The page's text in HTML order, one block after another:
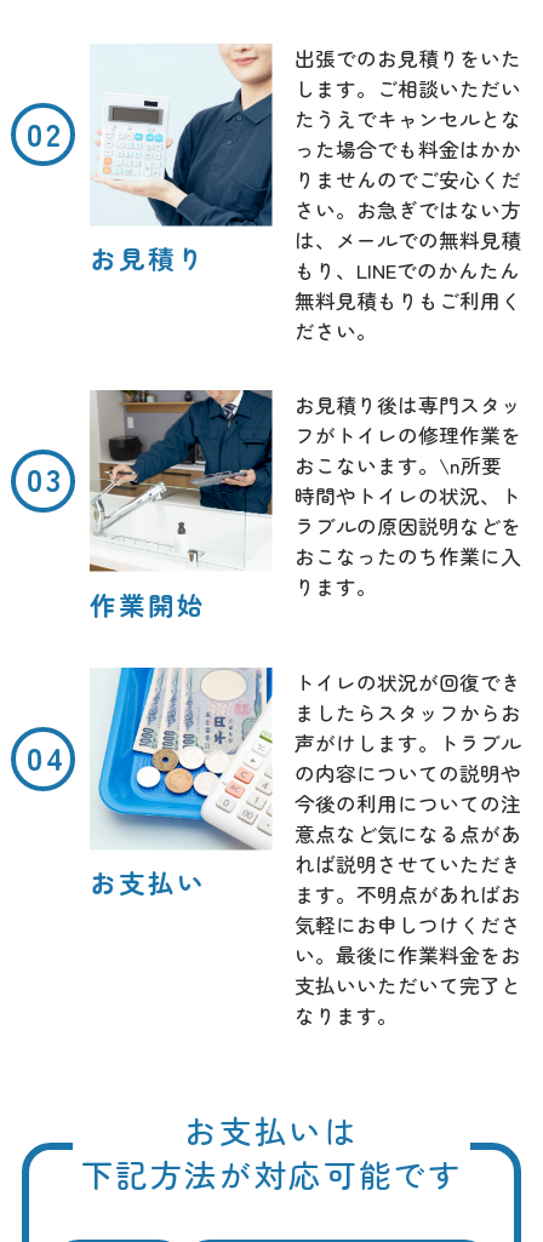
お見積り
出張でのお見積りをいた
します。ご相談いただい
たうえでキャンセルとな
った場合でも料金はかか
りませんのでご安心くだ
さい。お急ぎではない方
は、メールでの無料見積
もり、LINEでのかんたん
無料見積もりもご利用く
ださい。
作業開始
お見積り後は専門スタッ
フがトイレの修理作業を
おこないます。\n所要
時間やトイレの状況、ト
ラブルの原因説明などを
おこなったのち作業に入
ります。
お支払い
トイレの状況が回復でき
ましたらスタッフからお
声がけします。トラブル
の内容についての説明や
今後の利用についての注
意点など気になる点があ
れば説明させていただき
ます。不明点があればお
気軽にお申しつけくださ
い。最後に作業料金をお
支払いいただいて完了と
なります。
お支払いは
下記方法が対応可能です